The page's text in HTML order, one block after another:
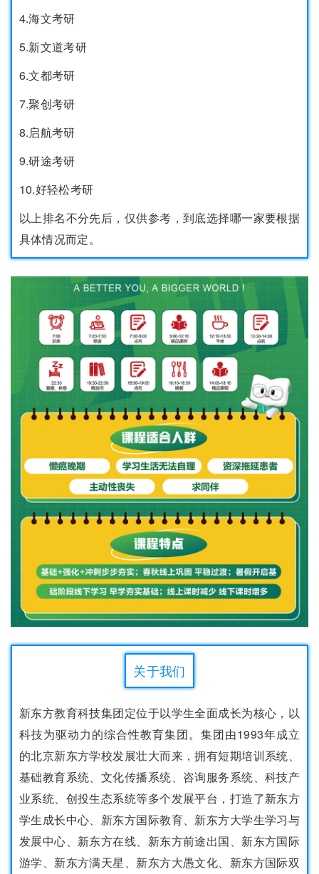
4.海文考研
5.新文道考研
6.文都考研
7.聚创考研
8.启航考研
9.研途考研
10.好轻松考研
以上排名不分先后，仅供参考，到底选择哪一家要根据
具体情况而定。
关于我们
新东方教育科技集团定位于以学生全面成长为核心，以
科技为驱动力的综合性教育集团。集团由1993年成立
的北京新东方学校发展壮大而来，拥有短期培训系统、
基础教育系统、文化传播系统、咨询服务系统、科技产
业系统、创投生态系统等多个发展平台，打造了新东方
学生成长中心、新东方国际教育、新东方大学生学习与
发展中心、新东方在线、新东方前途出国、新东方国际
游学、新东方满天星、新东方大愚文化、新东方国际双